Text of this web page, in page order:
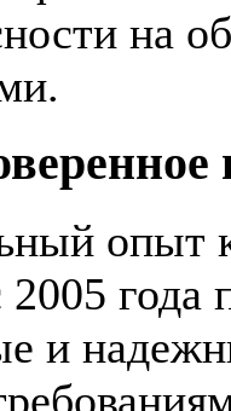
на
опыт
2005 года
и